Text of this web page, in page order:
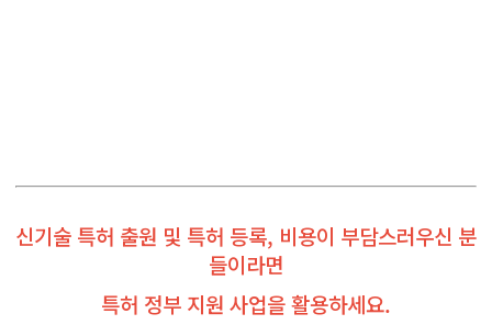
신기술 특허 출원 및 특허 등록, 비용이 부담스러우신 분
들이라면
특허 정부 지원 사업을 활용하세요.